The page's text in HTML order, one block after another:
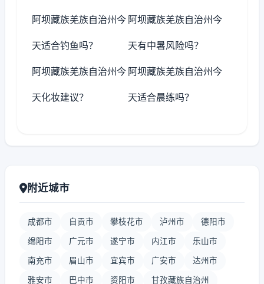
阿坝藏族羌族自治州今
天适合钓鱼吗？
阿坝藏族羌族自治州今
天有中暑风险吗？
阿坝藏族羌族自治州今
天化妆建议？
阿坝藏族羌族自治州今
天适合晨练吗？
附近城市
成都市 自贡市 攀枝花市 泸州市 德阳市
绵阳市 广元市 遂宁市 内江市 乐山市
南充市 眉山市 宜宾市 广安市 达州市
雅安市 巴中市 资阳市 甘孜藏族自治州